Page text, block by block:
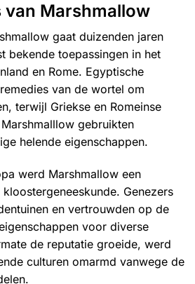
van Marshmallow
gaat duizenden jaren
bekende toepassingen in het
en Rome. Egyptische
van de wortel om
terwijl Griekse en Romeinse
gebruikten
helende eigenschappen.
werd Marshmallow een
Genezers
en vertrouwden op de
voor diverse
de reputatie groeide, werd
culturen omarmd vanwege de